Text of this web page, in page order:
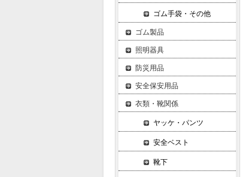
ゴム手袋・その他
ゴム製品
照明器具
防災用品
安全保安用品
衣類・靴関係
ヤッケ・パンツ
安全ベスト
靴下